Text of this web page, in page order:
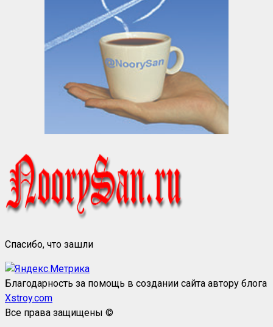
Спасибо, что зашли
Благодарность за помощь в создании сайта автору блога
Xstroy.com
Все права защищены ©